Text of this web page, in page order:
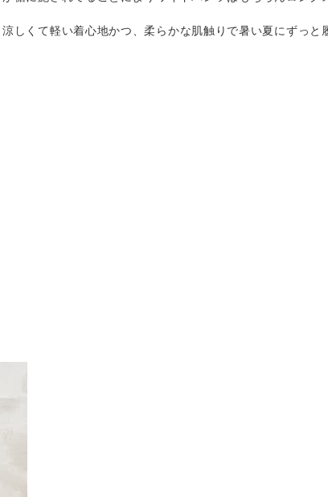
しくて軽い着心地かつ、柔らかな肌触りで暑い夏にずっ